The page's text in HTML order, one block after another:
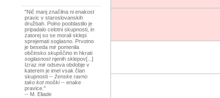
"Nič manj značilna ni enakost
pravic v staroslovanskih
družbah. Polno pooblastilo je
pripadalo celotni skupnosti, in
zatorej so se morali sklepi
sprejemati soglasno. Prvotno
je beseda mir pomenila
občinsko skupščino in hkrati
soglasnostnjenih sklepov[...]
Izraz mir odseva obdobje v
katerem je imel vsak član
skupnosti -- ženske ravno
tako kot moški-- enake
pravice."
-- M. Eliade